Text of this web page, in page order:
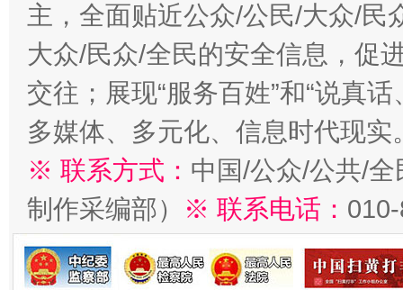
主，全面贴近公众/公民/大众/民
大众/民众/全民的安全信息，促
交往；展现“服务百姓”和“说真
多媒体、多元化、信息时代现实
※ 联系方式： 中国/公众/公共/
制作采编部）
※ 联系电话：